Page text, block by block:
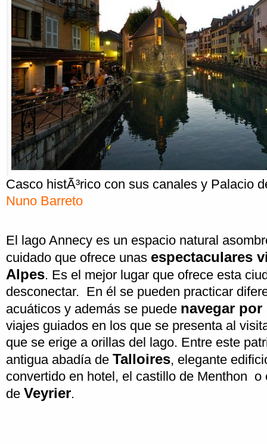
Casco histÃ³rico con sus canales y Palacio
Nuno Barreto
El lago Annecy es un espacio natural
cuidado que ofrece unas espectaculares
Alpes. Es el mejor lugar que ofrece esta
desconectar. En él se pueden practicar
acuáticos y además se puede navegar por
viajes guiados en los que se presenta al
que se erige a orillas del lago. Entre este
antigua abadía de Talloires, elegante
convertido en hotel, el castillo de Menthon o
de Veyrier.